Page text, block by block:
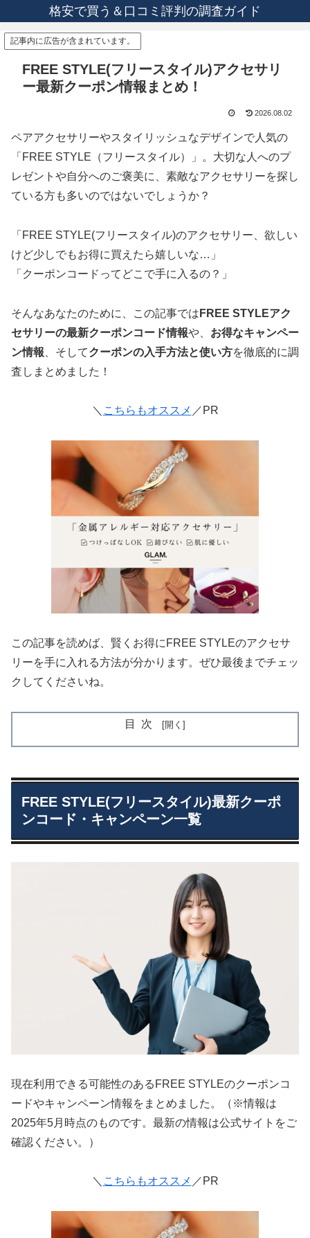
格安で買う＆口コミ評判の調査ガイド
記事内に広告が含まれています。
FREE STYLE(フリースタイル)アクセサリ
ー最新クーポン情報まとめ！
2026.08.02
ペアアクセサリーやスタイリッシュなデザインで人気の
「FREE STYLE（フリースタイル）」。大切な人へのプ
レゼントや自分へのご褒美に、素敵なアクセサリーを探し
ている方も多いのではないでしょうか？
「FREE STYLE(フリースタイル)のアクセサリー、欲しい
けど少しでもお得に買えたら嬉しいな…」
「クーポンコードってどこで手に入るの？」
そんなあなたのために、この記事では FREE STYLEアク
セサリーの最新クーポンコード情報や、 お得なキャンペー
ン情報 、そしてクーポンの入手方法と使い方を徹底的に調
査しまとめました！
＼ こちらもオススメ ／PR
この記事を読めば、賢くお得にFREE STYLEのアクセサ
リーを手に入れる方法が分かります。ぜひ最後までチェッ
クしてくださいね。
目次
FREE STYLE(フリースタイル)最新クーポ
ンコード・キャンペーン一覧
現在利用できる可能性のあるFREE STYLEのクーポンコ
ードやキャンペーン情報をまとめました。（※情報は
2025年5月時点のものです。最新の情報は公式サイトをご
確認ください。）
＼ こちらもオススメ ／PR